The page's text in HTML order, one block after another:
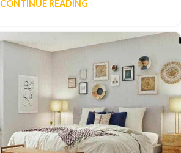
CONTINUE READING